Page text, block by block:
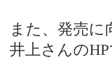
また、発売
井上さんの